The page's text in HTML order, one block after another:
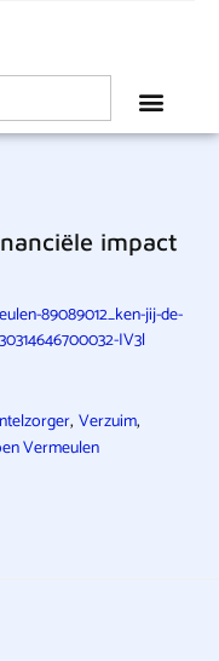
impact
89089012_ken-jij-de-
IV3l
, Verzuim,
Vermeulen